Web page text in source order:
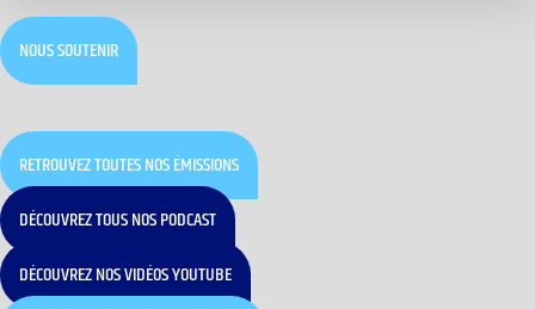
NOUS SOUTENIR
RETROUVEZ TOUTES NOS ÉMISSIONS
DÉCOUVREZ TOUS NOS PODCAST
DÉCOUVREZ NOS VIDÉOS YOUTUBE